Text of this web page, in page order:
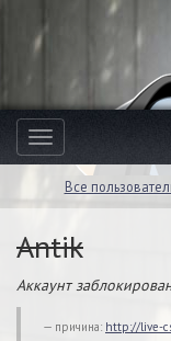
Toggle
navigation
Все
Antik
Аккаунт
причина: http://live-